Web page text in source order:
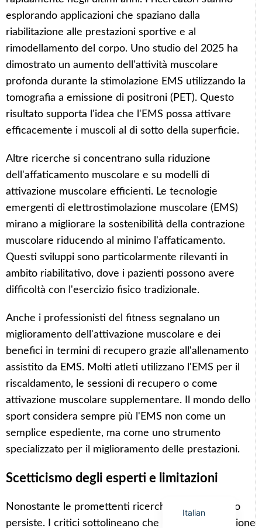
esplorando applicazioni che spaziano dalla
riabilitazione alle prestazioni sportive e al
rimodellamento del corpo. Uno studio del 2025 ha
dimostrato un aumento dell'attività muscolare
profonda durante la stimolazione EMS utilizzando la
tomografia a emissione di positroni (PET). Questo
risultato supporta l'idea che l'EMS possa attivare
efficacemente i muscoli al di sotto della superficie.
Altre ricerche si concentrano sulla riduzione
dell'affaticamento muscolare e su modelli di
attivazione muscolare efficienti. Le tecnologie
emergenti di elettrostimolazione muscolare (EMS)
mirano a migliorare la sostenibilità della contrazione
muscolare riducendo al minimo l'affaticamento.
Questi sviluppi sono particolarmente rilevanti in
ambito riabilitativo, dove i pazienti possono avere
difficoltà con l'esercizio fisico tradizionale.
Anche i professionisti del fitness segnalano un
miglioramento dell'attivazione muscolare e dei
benefici in termini di recupero grazie all'allenamento
assistito da EMS. Molti atleti utilizzano l'EMS per il
riscaldamento, le sessioni di recupero o come
attivazione muscolare supplementare. Il mondo dello
sport considera sempre più l'EMS non come un
semplice espediente, ma come uno strumento
specializzato per il miglioramento delle prestazioni.
Scetticismo degli esperti e limitazioni
Nonostante le promettenti ricerche, lo scetticismo
persiste. I critici sottolineano che l'elettrostimolazione
Italian
Spanish
French
Russian
Portuguese
Japanese
Arabic